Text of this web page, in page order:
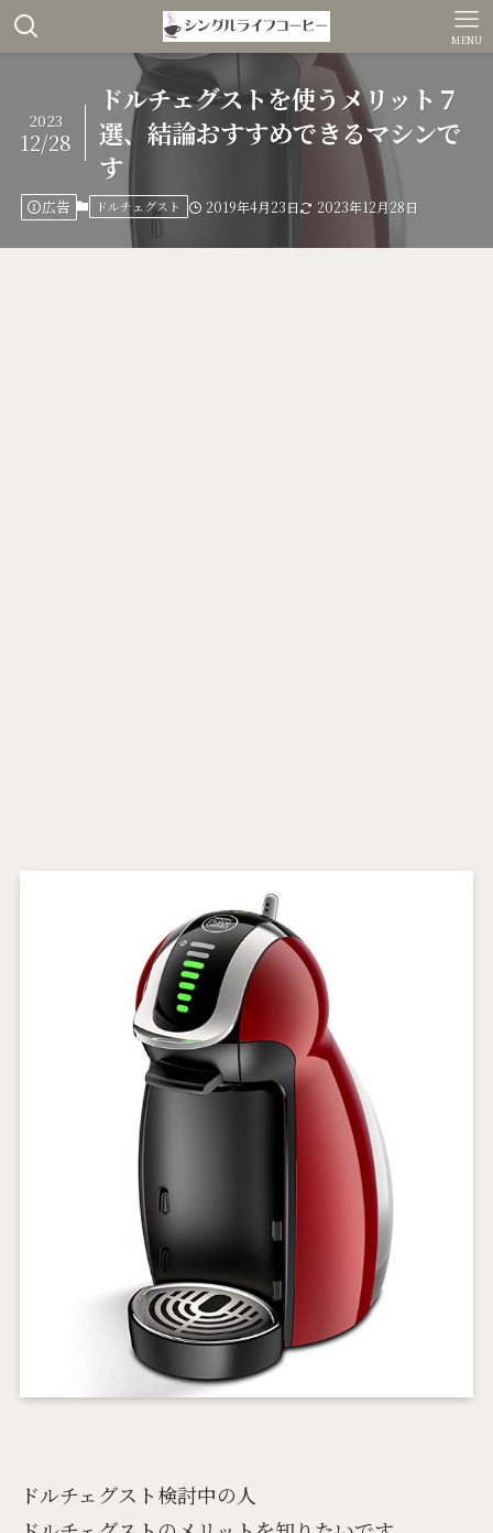
MENU
ドルチェグストを使うメリット７
選、結論おすすめできるマシンで
す
2023
12/28
広告 ドルチェグスト 2019年4月23日 2023年12月28日
ドルチェグスト検討中の人